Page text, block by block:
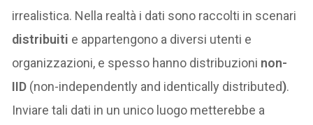
irrealistica. Nella realtà i dati sono raccolti in scenari
distribuiti e appartengono a diversi utenti e
organizzazioni, e spesso hanno distribuzioni non-
IID (non-independently and identically distributed).
Inviare tali dati in un unico luogo metterebbe a